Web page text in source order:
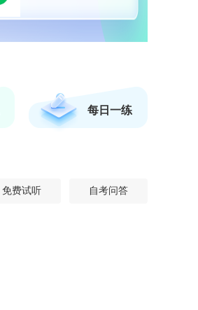
每日一练
免费试听 自考问答